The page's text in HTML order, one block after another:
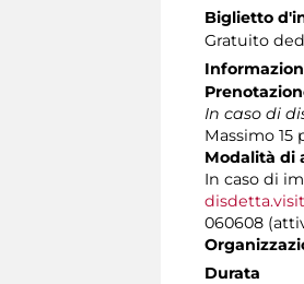
Biglietto
Gratuito
In caso di
Massimo 15
Modalità di
In caso di
060608
Durata